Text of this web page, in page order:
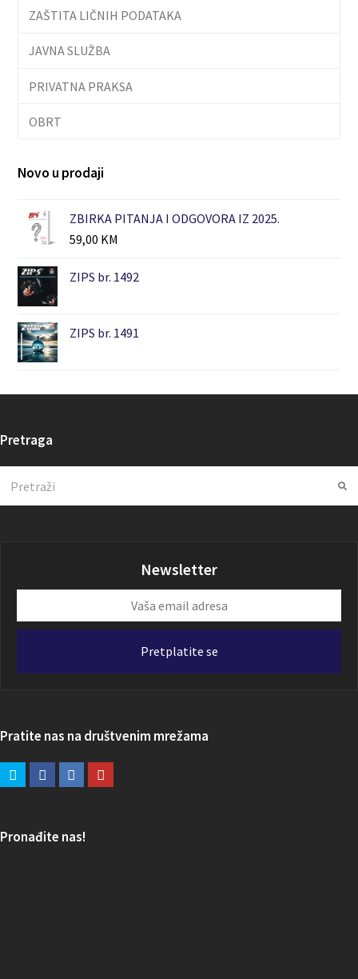
ZAŠTITA LIČNIH PODATAKA
JAVNA SLUŽBA
PRIVATNA PRAKSA
OBRT
Novo u prodaji
ZBIRKA PITANJA I ODGOVORA IZ 2025.
59,00 KM
ZIPS br. 1492
ZIPS br. 1491
Pretraga
Newsletter
email
Pretplatite se
Pratite nas na društvenim mrežama
Pronađite nas!